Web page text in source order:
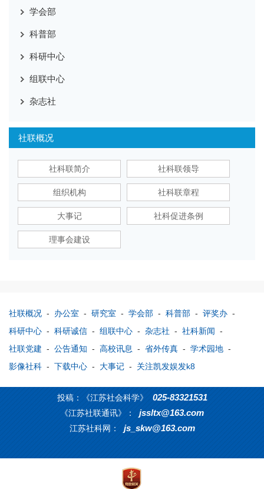
学会部
科普部
科研中心
组联中心
杂志社
社联概况
社科联简介 社科联领导
组织机构 社科联章程
大事记 社科促进条例
理事会建设
社联概况 - 办公室 - 研究室 - 学会部 - 科普部 - 评奖办 -
科研中心 - 科研诚信 - 组联中心 - 杂志社 - 社科新闻 -
社联党建 - 公告通知 - 高校讯息 - 省外传真 - 学术园地 -
影像社科 - 下载中心 - 大事记 - 关注凯发娱发k8
投稿：《江苏社会科学》 025-83321531
《江苏社联通讯》： jssltx@163.com
江苏社科网： js_skw@163.com